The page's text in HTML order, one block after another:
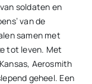
soldaten en
van de
samen met
tot leven. Met
Aerosmith
geheel. Een